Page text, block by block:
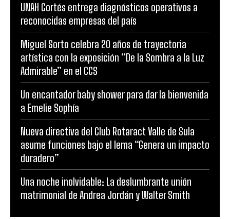
UNAH Cortés entrega diagnósticos operativos a
reconocidas empresas del país
Miguel Sorto celebra 20 años de trayectoria
artística con la exposición “De la Sombra a la Luz
Admirable” en el CCS
Un encantador baby shower para dar la bienvenida
a Emelie Sophía
Nueva directiva del Club Rotaract Valle de Sula
asume funciones bajo el lema “Genera un impacto
duradero”
Una noche inolvidable: La deslumbrante unión
matrimonial de Andrea Jordán y Walter Smith